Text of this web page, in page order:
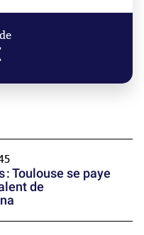
: Toulouse se paye
de